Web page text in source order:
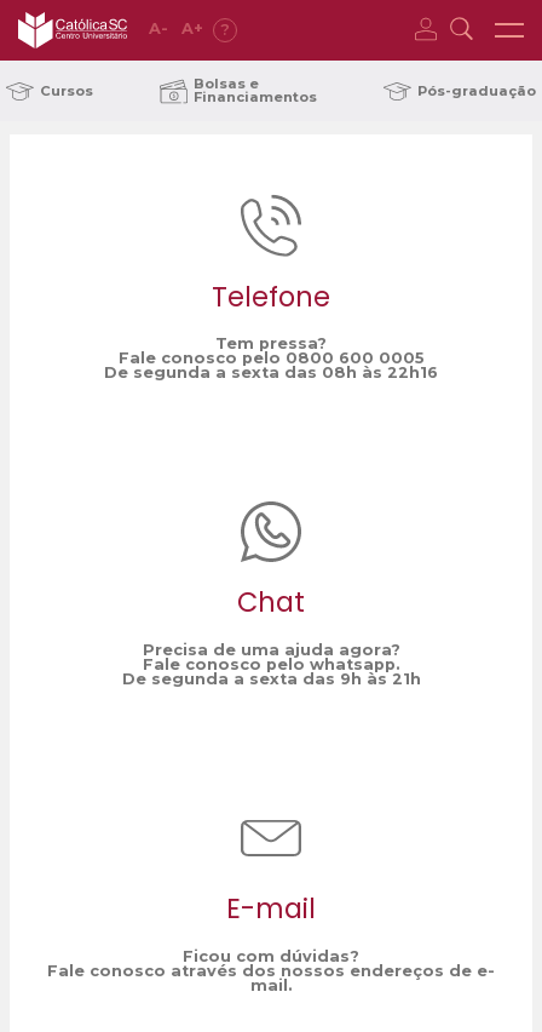
A- A+ ?
Cursos Bolsas e
Financiamentos Pós-graduação
Telefone
Tem pressa?
Fale conosco pelo 0800 600 0005
De segunda a sexta das 08h às 22h16
Chat
Precisa de uma ajuda agora?
Fale conosco pelo whatsapp.
De segunda a sexta das 9h às 21h
E-mail
Ficou com dúvidas?
Fale conosco através dos nossos endereços de e-
mail.